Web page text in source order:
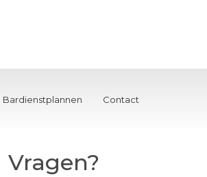
Bardienstplannen Contact
Vragen?